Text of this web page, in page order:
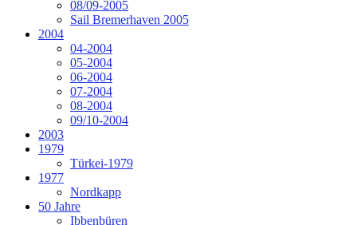
08/09-2005
Sail Bremerhaven 2005
2004
04-2004
05-2004
06-2004
07-2004
08-2004
09/10-2004
2003
1979
Türkei-1979
1977
Nordkapp
50 Jahre
Ibbenbüren